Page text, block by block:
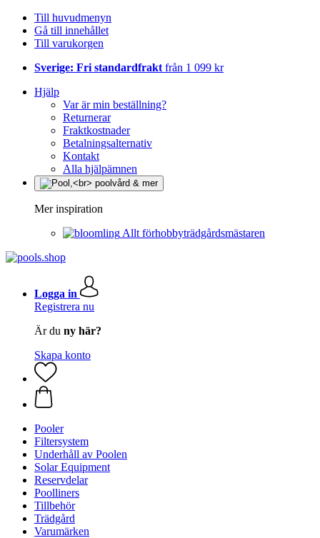
Till huvudmenyn
Gå till innehållet
Till varukorgen
Sverige: Fri standardfrakt från 1 099 kr
Hjälp
Var är min beställning?
Returnerar
Fraktkostnader
Betalningsalternativ
Kontakt
Alla hjälpämnen
Mer inspiration
Allt förhobbyträdgårdsmästaren
Logga in
Registrera nu
Är du ny här?
Skapa konto
Pooler
Filtersystem
Underhåll av Poolen
Solar Equipment
Reservdelar
Poolliners
Tillbehör
Trädgård
Varumärken